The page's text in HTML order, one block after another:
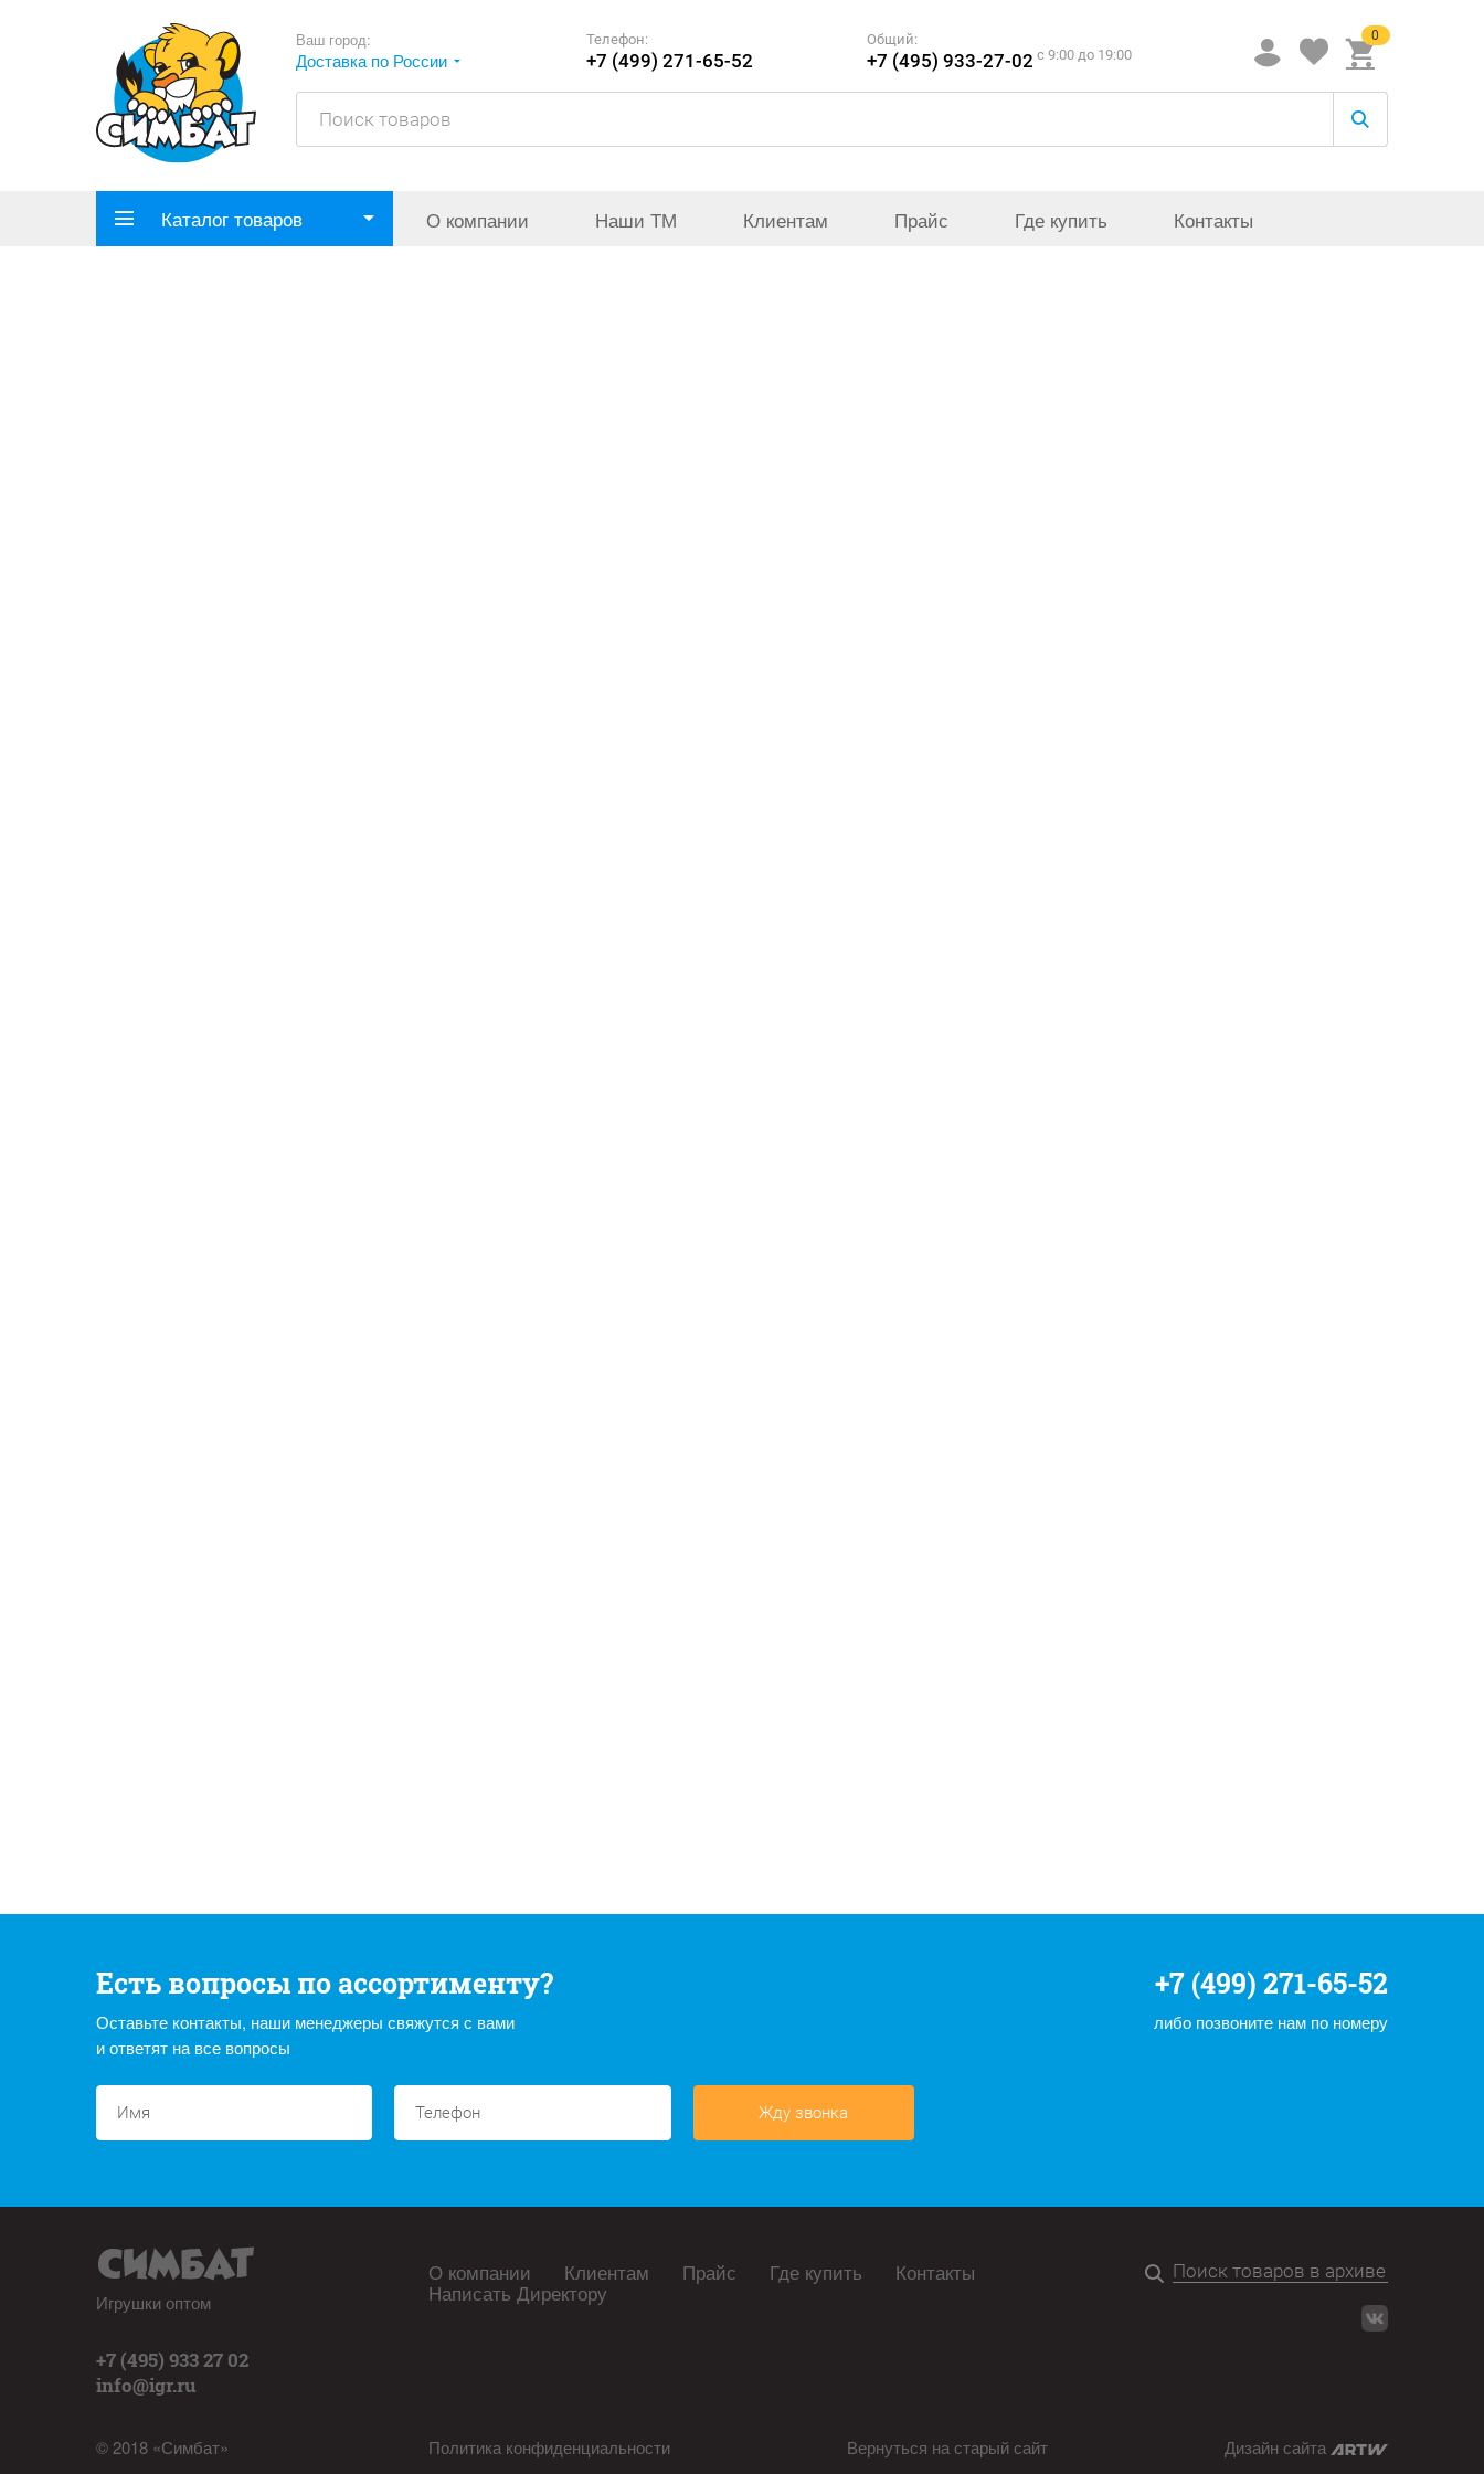
Ваш город:
Доставка по России
Телефон:
+7 (499) 271-65-52
Общий:
+7 (495) 933-27-02 c 9:00 до 19:00
0
Каталог товаров О компании Наши ТМ Клиентам Прайс Где купить Контакты
Есть вопросы по ассортименту?
Оставьте контакты, наши менеджеры свяжутся с вами
и ответят на все вопросы
+7 (499) 271-65-52
либо позвоните нам по номеру
Жду звонка
Игрушки оптом
+7 (495) 933 27 02
info@igr.ru
© 2018 «Симбат»
О компании Клиентам Прайс Где купить Контакты
Написать Директору
Политика конфиденциальности Вернуться на старый сайт Дизайн сайта